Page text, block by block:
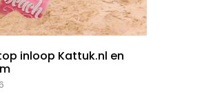
inloop Kattuk.nl en